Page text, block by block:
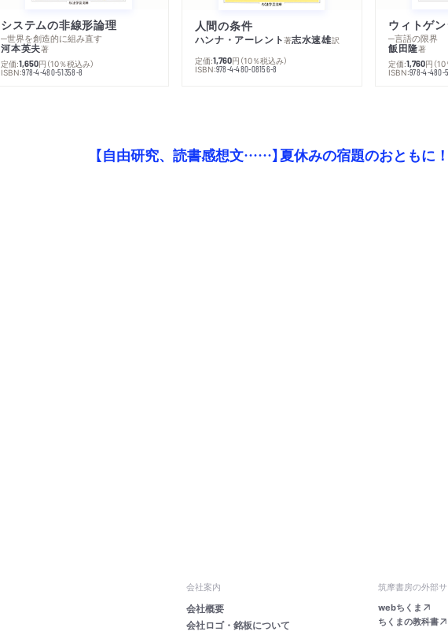
システムの非線形論理
─世界を創造的に組み直す
河本英夫著
定価:1,650円 （10％税込み）
ISBN:978-4-480-51358-8
人間の条件
ハンナ・アーレント著志水速雄訳
定価:1,760円 （10％税込み）
ISBN:978-4-480-08156-8
─言語の限界
飯田隆著
定価:1,760円 （
ISBN:978-4-480-
【自由研究、読書感想文……】夏休みの宿題のおともに！
会社案内
会社概要
会社ロゴ・銘板について
筑摩書房の外部サ
webちくま
ちくまの教科書